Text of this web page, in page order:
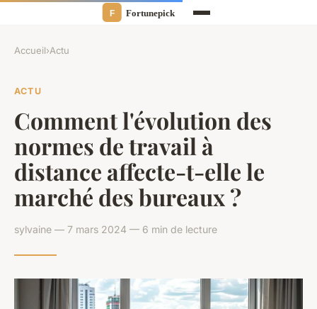
Accueil›Actu
ACTU
Comment l'évolution des
normes de travail à
distance affecte-t-elle le
marché des bureaux ?
sylvaine — 7 mars 2024 — 6 min de lecture